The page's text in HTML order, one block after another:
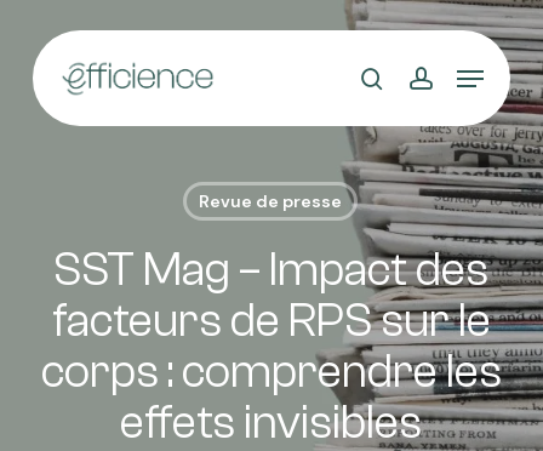
main
content
Revue de presse
SST Mag – Impact des
facteurs de RPS sur le
corps : comprendre les
effets invisibles